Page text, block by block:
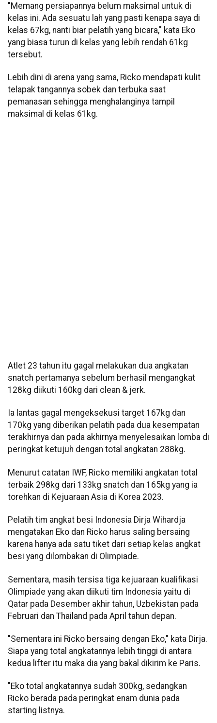
"Memang persiapannya belum maksimal untuk di
kelas ini. Ada sesuatu lah yang pasti kenapa saya di
kelas 67kg, nanti biar pelatih yang bicara," kata Eko
yang biasa turun di kelas yang lebih rendah 61kg
tersebut.
Lebih dini di arena yang sama, Ricko mendapati kulit
telapak tangannya sobek dan terbuka saat
pemanasan sehingga menghalanginya tampil
maksimal di kelas 61kg.
Atlet 23 tahun itu gagal melakukan dua angkatan
snatch pertamanya sebelum berhasil mengangkat
128kg diikuti 160kg dari clean & jerk.
Ia lantas gagal mengeksekusi target 167kg dan
170kg yang diberikan pelatih pada dua kesempatan
terakhirnya dan pada akhirnya menyelesaikan lomba di
peringkat ketujuh dengan total angkatan 288kg.
Menurut catatan IWF, Ricko memiliki angkatan total
terbaik 298kg dari 133kg snatch dan 165kg yang ia
torehkan di Kejuaraan Asia di Korea 2023.
Pelatih tim angkat besi Indonesia Dirja Wihardja
mengatakan Eko dan Ricko harus saling bersaing
karena hanya ada satu tiket dari setiap kelas angkat
besi yang dilombakan di Olimpiade.
Sementara, masih tersisa tiga kejuaraan kualifikasi
Olimpiade yang akan diikuti tim Indonesia yaitu di
Qatar pada Desember akhir tahun, Uzbekistan pada
Februari dan Thailand pada April tahun depan.
"Sementara ini Ricko bersaing dengan Eko," kata Dirja.
Siapa yang total angkatannya lebih tinggi di antara
kedua lifter itu maka dia yang bakal dikirim ke Paris.
"Eko total angkatannya sudah 300kg, sedangkan
Ricko berada pada peringkat enam dunia pada
starting listnya.